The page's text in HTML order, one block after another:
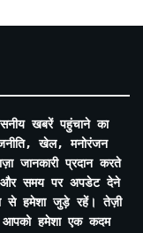
खबरें पहुंचाने का
खेल, मनोरंजन
जानकारी प्रदान करते
और समय पर अपडेट देने
से हमेशा जुड़े रहें। तेज़ी
आपको हमेशा एक कदम